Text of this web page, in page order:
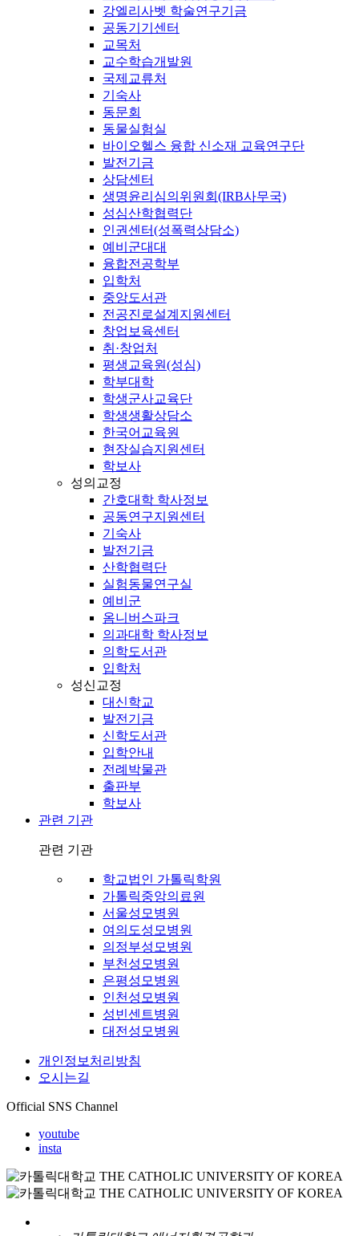
강엘리사벳 학술연구기금
공동기기센터
교목처
교수학습개발원
국제교류처
기숙사
동문회
동물실험실
바이오헬스 융합 신소재 교육연구단
발전기금
상담센터
생명윤리심의위원회(IRB사무국)
성심산학협력단
인권센터(성폭력상담소)
예비군대대
융합전공학부
입학처
중앙도서관
전공진로설계지원센터
창업보육센터
취·창업처
평생교육원(성심)
학부대학
학생군사교육단
학생생활상담소
한국어교육원
현장실습지원센터
학보사
성의교정
간호대학 학사정보
공동연구지원센터
기숙사
발전기금
산학협력단
실험동물연구실
예비군
옴니버스파크
의과대학 학사정보
의학도서관
입학처
성신교정
대신학교
발전기금
신학도서관
입학안내
전례박물관
출판부
학보사
관련 기관
관련 기관
학교법인 가톨릭학원
가톨릭중앙의료원
서울성모병원
여의도성모병원
의정부성모병원
부천성모병원
은평성모병원
인천성모병원
성빈센트병원
대전성모병원
개인정보처리방침
오시는길
Official SNS Channel
youtube
insta